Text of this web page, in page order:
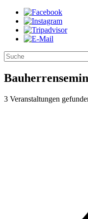
3 Veranstaltungen